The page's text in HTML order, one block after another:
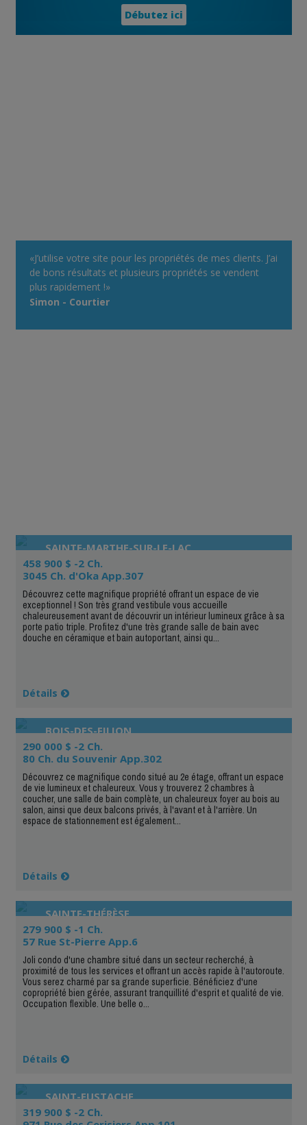
Débutez ici
«J’utilise votre site pour les propriétés de mes clients. J’ai
de bons résultats et plusieurs propriétés se vendent
plus rapidement !»
Simon - Courtier
SAINTE-MARTHE-SUR-LE-LAC
458 900 $ -2 Ch.
3045 Ch. d'Oka App.307
Découvrez cette magnifique propriété offrant un espace de vie
exceptionnel ! Son très grand vestibule vous accueille
chaleureusement avant de découvrir un intérieur lumineux grâce à sa
porte patio triple. Profitez d'une très grande salle de bain avec
douche en céramique et bain autoportant, ainsi qu...
Détails
BOIS-DES-FILION
290 000 $ -2 Ch.
80 Ch. du Souvenir App.302
Découvrez ce magnifique condo situé au 2e étage, offrant un espace
de vie lumineux et chaleureux. Vous y trouverez 2 chambres à
coucher, une salle de bain complète, un chaleureux foyer au bois au
salon, ainsi que deux balcons privés, à l'avant et à l'arrière. Un
espace de stationnement est également...
Détails
SAINTE-THÉRÈSE
279 900 $ -1 Ch.
57 Rue St-Pierre App.6
Joli condo d'une chambre situé dans un secteur recherché, à
proximité de tous les services et offrant un accès rapide à l'autoroute.
Vous serez charmé par sa grande superficie. Bénéficiez d'une
copropriété bien gérée, assurant tranquillité d'esprit et qualité de vie.
Occupation flexible. Une belle o...
Détails
SAINT-EUSTACHE
319 900 $ -2 Ch.